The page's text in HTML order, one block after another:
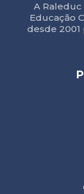
A
Educação
desde